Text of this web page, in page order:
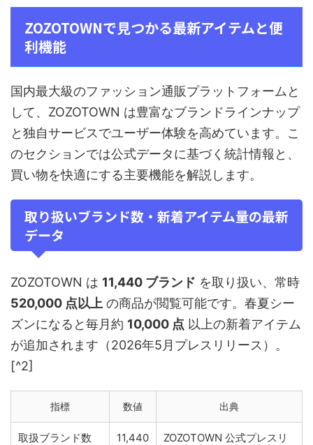
ZOZOTOWNで見つかる最新アイテムと便
利機能
国内最大級のファッション通販プラットフォームと
して、ZOZOTOWN は豊富なブランドラインナップ
と独自サービスでユーザー体験を高めています。こ
のセクションでは公式データに基づく統計情報と、
買い物を快適にする主要機能を解説します。
取り扱いブランド数・新着アイテム量の最新
データ
ZOZOTOWN は 11,440 ブランド を取り扱い、常時
520,000 点以上 の商品が閲覧可能です。春夏シー
ズンになると毎月約 10,000 点 以上の新着アイテム
が追加されます（2026年5月プレスリリース）。
[^2]
指標 数値 出典
取扱ブランド数 11,440
ZOZOTOWN 公式プレスリ